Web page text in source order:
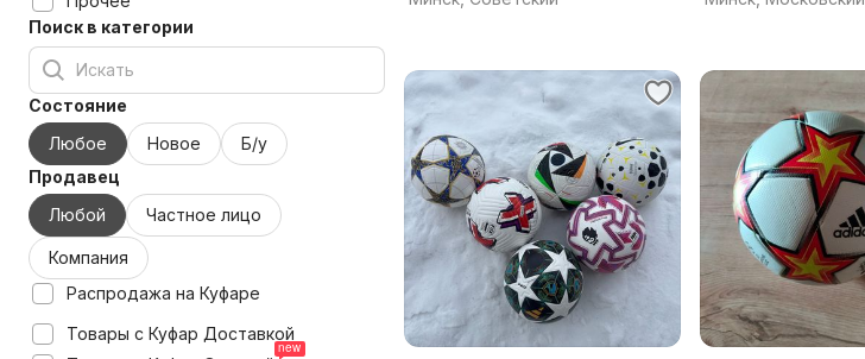
Поиск в категории
Состояние
Любое
Новое
Б/у
Продавец
Любой
Частное лицо
Компания
Распродажа на Куфаре
Товары с Куфар Доставкой